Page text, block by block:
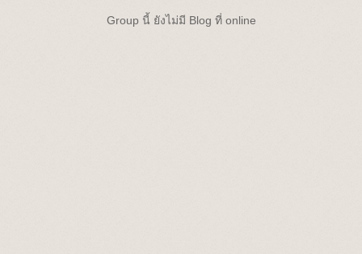
Group นี้ ยังไม่มี Blog ที่ online